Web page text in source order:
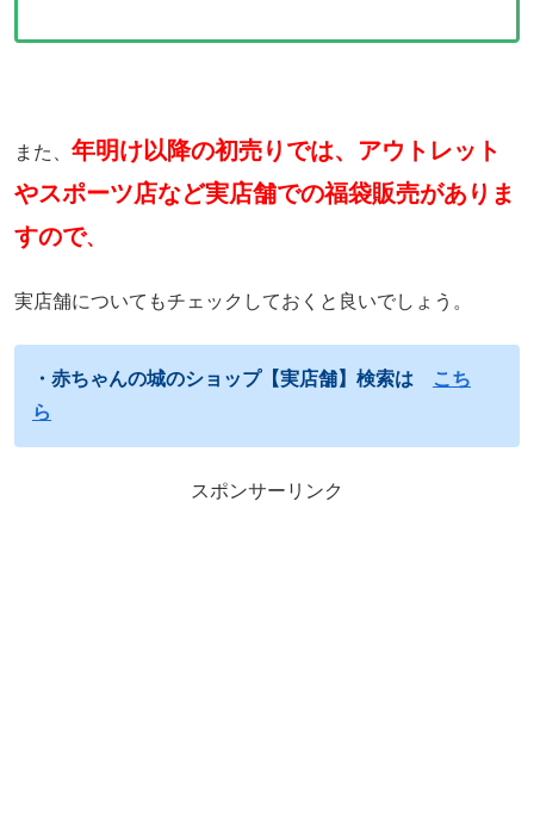
また、 年明け以降の初売りでは、アウトレット
やスポーツ店など実店舗での福袋販売がありま
すので、
実店舗についてもチェックしておくと良いでしょう。
・赤ちゃんの城のショップ【実店舗】検索は
こち
ら
スポンサーリンク